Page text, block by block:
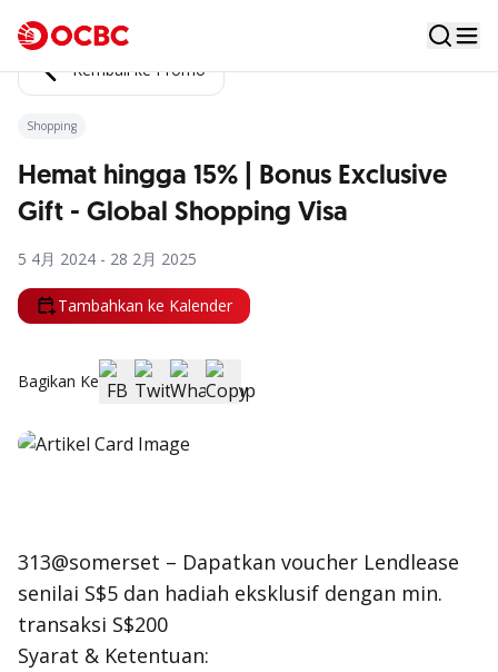
Kembali ke Promo
Shopping
Hemat hingga 15% | Bonus Exclusive
Gift - Global Shopping Visa
5 4月 2024 - 28 2月 2025
Tambahkan ke Kalender
Bagikan Ke
313@somerset – Dapatkan voucher Lendlease
senilai S$5 dan hadiah eksklusif dengan min.
transaksi S$200
Syarat & Ketentuan: